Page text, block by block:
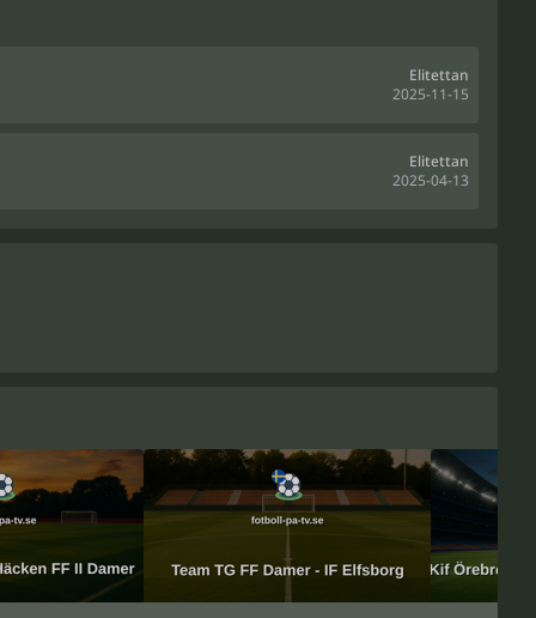
Elitettan
2025-11-15
Elitettan
2025-04-13